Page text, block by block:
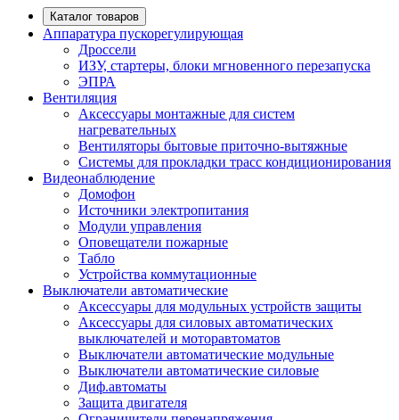
Каталог товаров
Аппаратура пускорегулирующая
Дроссели
ИЗУ, стартеры, блоки мгновенного перезапуска
ЭПРА
Вентиляция
Аксессуары монтажные для систем
нагревательных
Вентиляторы бытовые приточно-вытяжные
Системы для прокладки трасс кондиционирования
Видеонаблюдение
Домофон
Источники электропитания
Модули управления
Оповещатели пожарные
Табло
Устройства коммутационные
Выключатели автоматические
Аксессуары для модульных устройств защиты
Аксессуары для силовых автоматических
выключателей и моторавтоматов
Выключатели автоматические модульные
Выключатели автоматические силовые
Диф.автоматы
Защита двигателя